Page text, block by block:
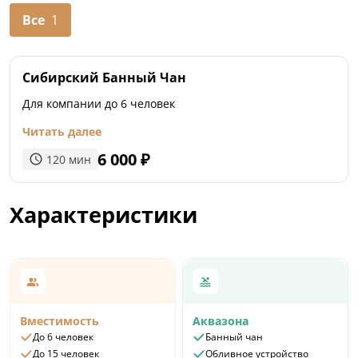
плюшки
Бронь от 2-х часов
Все 1
Сибирский Банный Чан
Для компании до 6 человек
Читать далее
120 мин 6 000₽
Характеристики
Вместимость
До 6 человек
До 15 человек
Аквазона
Банный чан
Обливное устройство